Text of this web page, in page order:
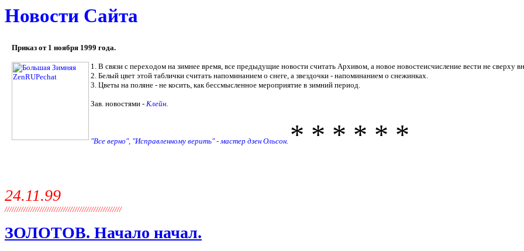
Новости Сайта
Приказ от 1 ноября 1999 года.
1. В связи с переходом на зимнее время, все предыдущие новости считать Архивом, а новое новостеисчисление вести не сверху
2. Белый цвет этой таблички считать напоминанием о снеге, а звездочки - напоминанием о снежинках.
3. Цветы на поляне - не косить, как бессмысленное мероприятие в зимний период.
Зав. новостями - Клейн.
"Все верно", "Исправленному верить" - мастер дзен Ольсон. * * * * * *
24.11.99
//////////////////////////////////////////////////
ЗОЛОТОВ. Начало начал.